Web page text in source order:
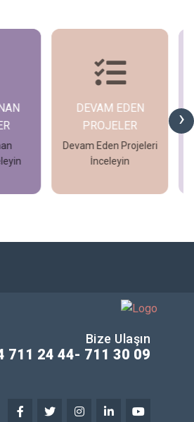
›
DEVAM EDEN
PROJELER
Devam Eden Projeleri
İnceleyin
İncele
Bize Ulaşın
711 24 44- 711 30 09